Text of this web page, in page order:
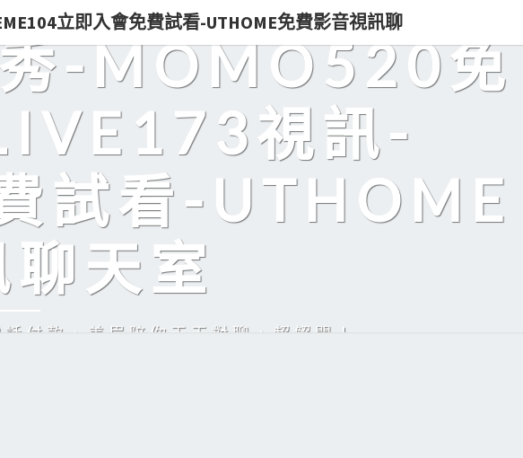
立即入會免費試看-UTHOME免費影音視訊聊
-MOMO520免
視訊-
試看-UTHOME
天室
付款，美眉陪你天天對聊，超解悶！